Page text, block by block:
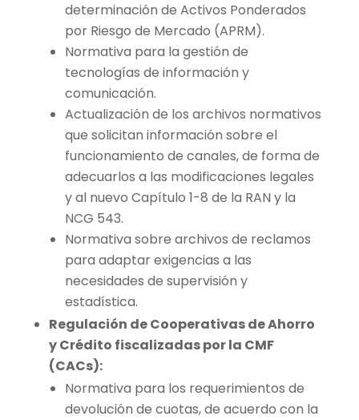
determinación de Activos Ponderados
por Riesgo de Mercado (APRM).
Normativa para la gestión de
tecnologías de información y
comunicación.
Actualización de los archivos normativos
que solicitan información sobre el
funcionamiento de canales, de forma de
adecuarlos a las modificaciones legales
y al nuevo Capítulo 1-8 de la RAN y la
NCG 543.
Normativa sobre archivos de reclamos
para adaptar exigencias a las
necesidades de supervisión y
estadística.
Regulación de Cooperativas de Ahorro
y Crédito fiscalizadas por la CMF
(CACs):
Normativa para los requerimientos de
devolución de cuotas, de acuerdo con la